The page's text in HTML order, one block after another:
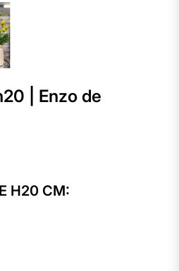
| Enzo de
H20 CM: